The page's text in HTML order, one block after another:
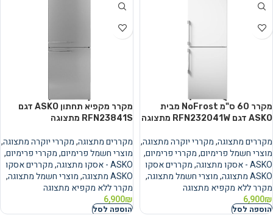
מקרר 60 ס"מ NoFrost מבית
ASKO דגם RFN232041W מתצוגה
מקררים מתצוגה,מקררי יוקרה מתצוגה,
מוצרי חשמל פרימיום,מקררי פרימיום,
ASKO - אסקו מתצוגה
,מקררים אסקו
ASKO מתצוגה
,מוצרי חשמל מתצוגה,
מקרר ללא מקפיא מתצוגה
6,900₪
הוספה לסל
מקרר מקפיא תחתון ASKO דגם
RFN23841S מתצוגה
מקררים מתצוגה,מקררי יוקרה מתצוגה,
מוצרי חשמל פרימיום,מקררי פרימיום,
ASKO - אסקו מתצוגה
,מקררים אסקו
ASKO מתצוגה
,מוצרי חשמל מתצוגה,
מקרר ללא מקפיא מתצוגה
6,900₪
הוספה לסל